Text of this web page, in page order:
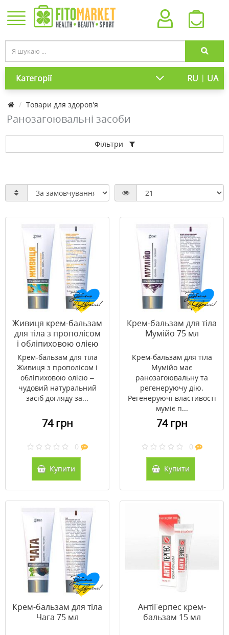
Категорії RU | UA
Товари для здоров'я
Ранозагоювальні засоби
Фільтри
Живиця крем-бальзам
для тіла з прополісом
і обліпиховою олією
75 мл
Крем-бальзам для тіла
Живиця з прополісом і
обліпиховою олією –
чудовий натуральний
засіб догляду за...
74 грн
0
Купити
Крем-бальзам для тіла
Мумійо 75 мл
Крем-бальзам для тіла
Мумійо має
ранозагоювальну та
регенеруючу дію.
Регенеруючі властивості
муміє п...
74 грн
0
Купити
Крем-бальзам для тіла
Чага 75 мл
АнтіГерпес крем-
бальзам 15 мл